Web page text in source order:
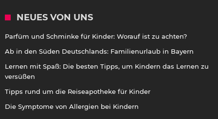
NEUES VON UNS
Parfüm und Schminke für Kinder: Worauf ist zu achten?
Ab in den Süden Deutschlands: Familienurlaub in Bayern
Lernen mit Spaß: Die besten Tipps, um Kindern das Lernen zu
versüßen
Tipps rund um die Reiseapotheke für Kinder
Die Symptome von Allergien bei Kindern